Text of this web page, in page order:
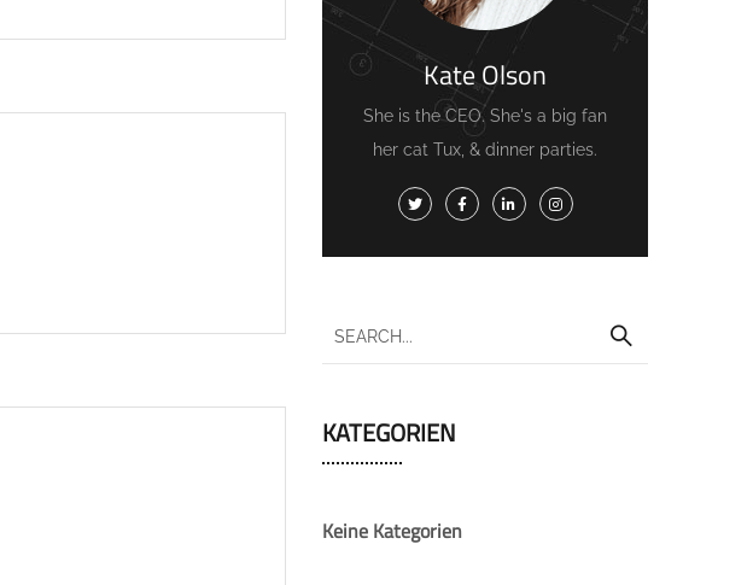
Kate Olson
She is the CEO. She's a big fan
her cat Tux, & dinner parties.
KATEGORIEN
Keine Kategorien